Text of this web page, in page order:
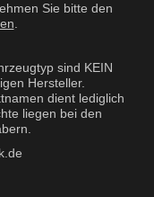
Sie bitte den
sind KEIN
Hersteller.
dient lediglich
liegen bei den